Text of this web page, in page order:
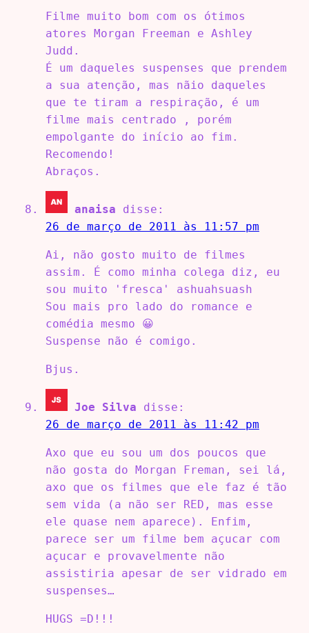
Filme muito bom com os ótimos
atores Morgan Freeman e Ashley
Judd.
É um daqueles suspenses que prendem
a sua atenção, mas nãio daqueles
que te tiram a respiração, é um
filme mais centrado , porém
empolgante do início ao fim.
Recomendo!
Abraços.
anaisa
disse:
26 de março de 2011 às 11:57 pm
Ai, não gosto muito de filmes
assim. É como minha colega diz, eu
sou muito 'fresca' ashuahsuash
Sou mais pro lado do romance e
comédia mesmo 😀
Suspense não é comigo.
Bjus.
Joe Silva
disse:
26 de março de 2011 às 11:42 pm
Axo que eu sou um dos poucos que
não gosta do Morgan Freman, sei lá,
axo que os filmes que ele faz é tão
sem vida (a não ser RED, mas esse
ele quase nem aparece). Enfim,
parece ser um filme bem açucar com
açucar e provavelmente não
assistiria apesar de ser vidrado em
suspenses…
HUGS =D!!!